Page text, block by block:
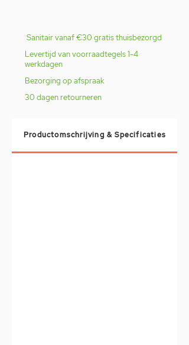
Sanitair vanaf €30 gratis thuisbezorgd
Levertijd van voorraadtegels 1-4
werkdagen
Bezorging op afspraak
30 dagen retourneren
Productomschrijving & Specificaties